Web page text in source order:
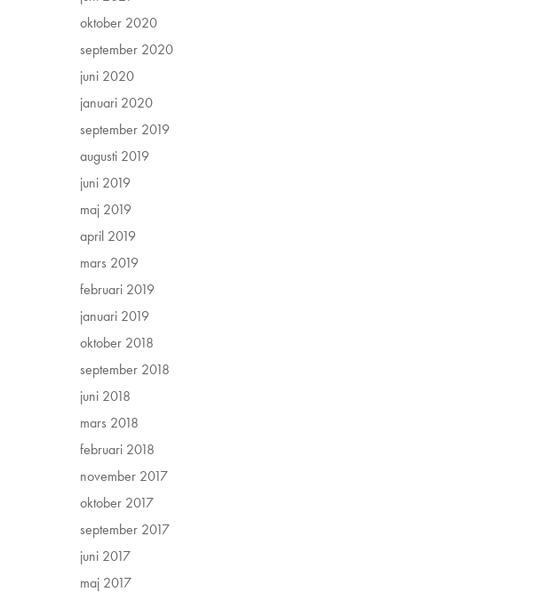
oktober 2020
september 2020
juni 2020
januari 2020
september 2019
augusti 2019
juni 2019
maj 2019
april 2019
mars 2019
februari 2019
januari 2019
oktober 2018
september 2018
juni 2018
mars 2018
februari 2018
november 2017
oktober 2017
september 2017
juni 2017
maj 2017